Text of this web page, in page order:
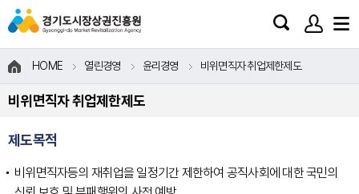
HOME 열린경영 윤리경영 비위면직자 취업제한제도
비위면직자 취업제한제도
제도목적
비위면직자등의 재취업을 일정기간 제한하여 공직사회에 대한 국민의